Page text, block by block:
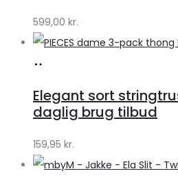
599,00 kr.
Klædeskabet.dk
Elegant sort
daglig brug tilbud
159,95 kr.